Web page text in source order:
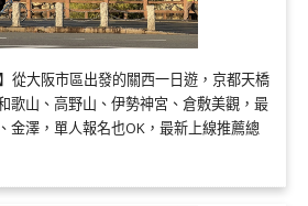
】從大阪市區出發的關西一日遊，京都天橋
歌山、高野山、伊勢神宮、倉敷美觀，最
金澤，單人報名也OK，最新上線推薦總